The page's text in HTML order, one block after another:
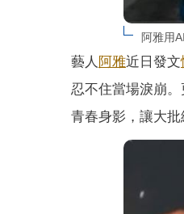
阿雅用
藝人 阿雅近日發文
忍不住當場淚崩
青春身影，讓大批